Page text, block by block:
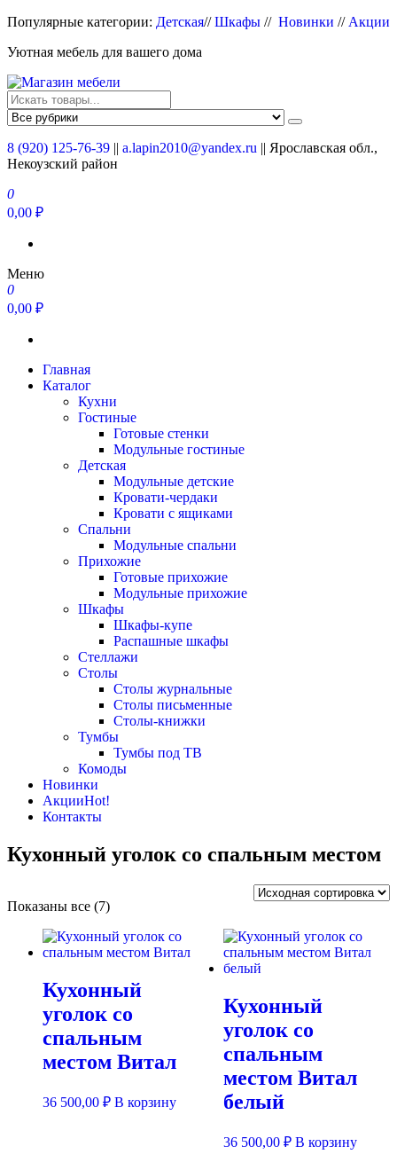
Перейти
содержимому
Популярные категории: Детская//Шкафы // Новинки // Акции
Уютная мебель для вашего дома
Магазин мебели
Мебель для вашего дома
8 (920) 125-76-39 || a.lapin2010@yandex.ru || Ярославская обл.,
Некоузский район
0
0,00 ₽
Меню
0
0,00 ₽
Главная
Каталог
Кухни
Гостиные
Готовые стенки
Модульные гостиные
Детская
Модульные детские
Кровати-чердаки
Кровати с ящиками
Спальни
Модульные спальни
Прихожие
Готовые прихожие
Модульные прихожие
Шкафы
Шкафы-купе
Распашные шкафы
Стеллажи
Столы
Столы журнальные
Столы письменные
Столы-книжки
Тумбы
Тумбы под ТВ
Комоды
Новинки
АкцииHot!
Контакты
Кухонный уголок со спальным местом
Показаны все (7)
Кухонный
уголок со
спальным
местом Витал
36 500,00 ₽ В корзину
Кухонный
уголок со
спальным
местом Витал
белый
36 500,00 ₽ В корзину